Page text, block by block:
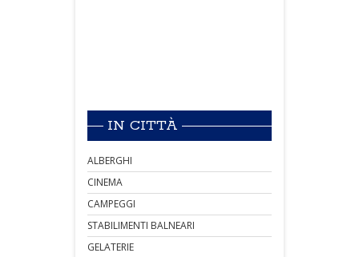
IN CITTÀ
ALBERGHI
CINEMA
CAMPEGGI
STABILIMENTI BALNEARI
GELATERIE